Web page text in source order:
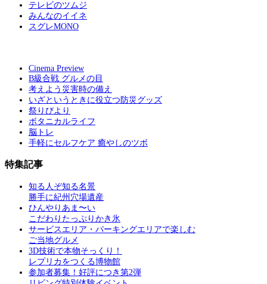
テレビのツムジ
みんなのイイネ
スグレMONO
Cinema Preview
B級合戦 グルメの目
考えよう災害時の備え
いざというときに役立つ防災グッズ
祭りびより
ボタニカルライフ
脳トレ
手軽にセルフケア 癒やしのツボ
特集記事
知る人ぞ知る名景
勝手に紀州穴場遺産
ひんやりあま〜い
こだわりたっぷりかき氷
サービスエリア・パーキングエリアで楽しむ
ご当地グルメ
3D技術で本物そっくり！
レプリカをつくる博物館
参加者募集！好評につき第2弾